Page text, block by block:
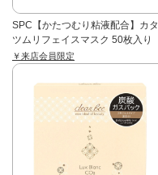
SPC【かたつむり粘液配合】カタ
ツムリフェイスマスク 50枚入り
￥来店会員限定